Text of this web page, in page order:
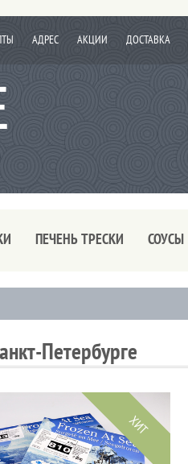
АДРЕС АКЦИИ ДОСТАВКА
ПЕЧЕНЬ ТРЕСКИ СОУСЫ
Петербурге
ХИТ